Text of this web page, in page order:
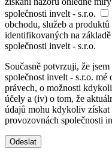
společnosti invelt - s.r.o.
obchodu, služeb a
identifikovaných na
společnosti invelt - s.r.o.
Současně potvrzuji, že
společnost invelt - s.r.o. mé
právech, o možnosti
účely a (iv) o tom, že
údajů mohu kdykoliv získat
provozovnách společnosti
Odeslat